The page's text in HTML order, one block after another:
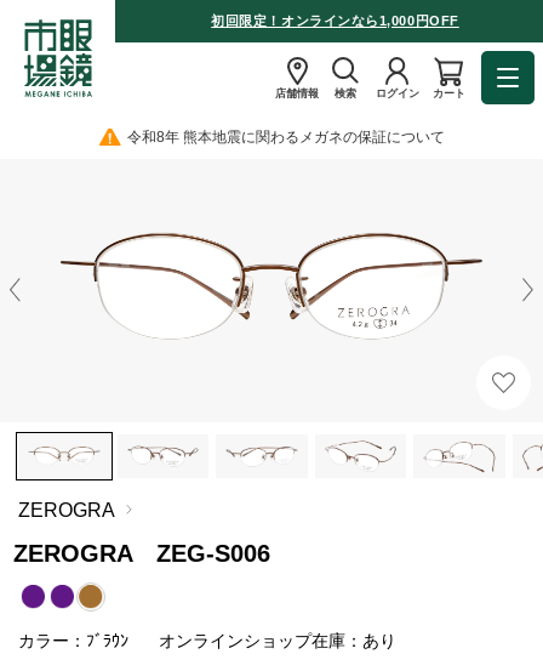
初回限定！オンラインなら1,000円OFF
店舗情報 検索 ログイン カート
令和8年 熊本地震に関わるメガネの保証について
ZEROGRA
ZEROGRA ZEG-S006
カラー：ﾌﾞﾗｳﾝ オンラインショップ在庫：あり